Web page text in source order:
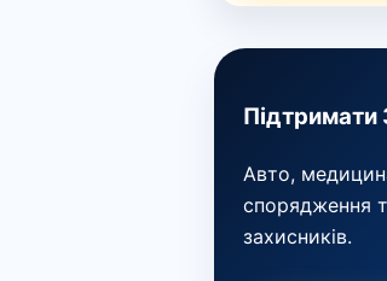
Підтримати
Авто,
спорядження
захисників.